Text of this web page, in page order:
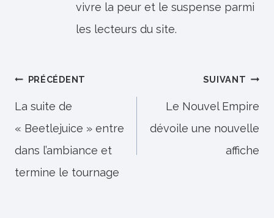
vivre la peur et le suspense parmi
les lecteurs du site.
Navigation
de
l’article
PRÉCÉDENT
La suite de
« Beetlejuice » entre
dans l’ambiance et
termine le tournage
SUIVANT
Le Nouvel Empire
dévoile une nouvelle
affiche